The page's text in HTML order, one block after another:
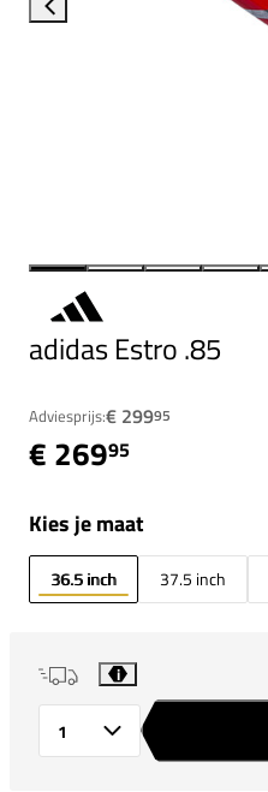
adidas Estro .85
Adviesprijs:€ 29995
€ 26995
Kies je maat
36.5 inch 37.5 inch
i